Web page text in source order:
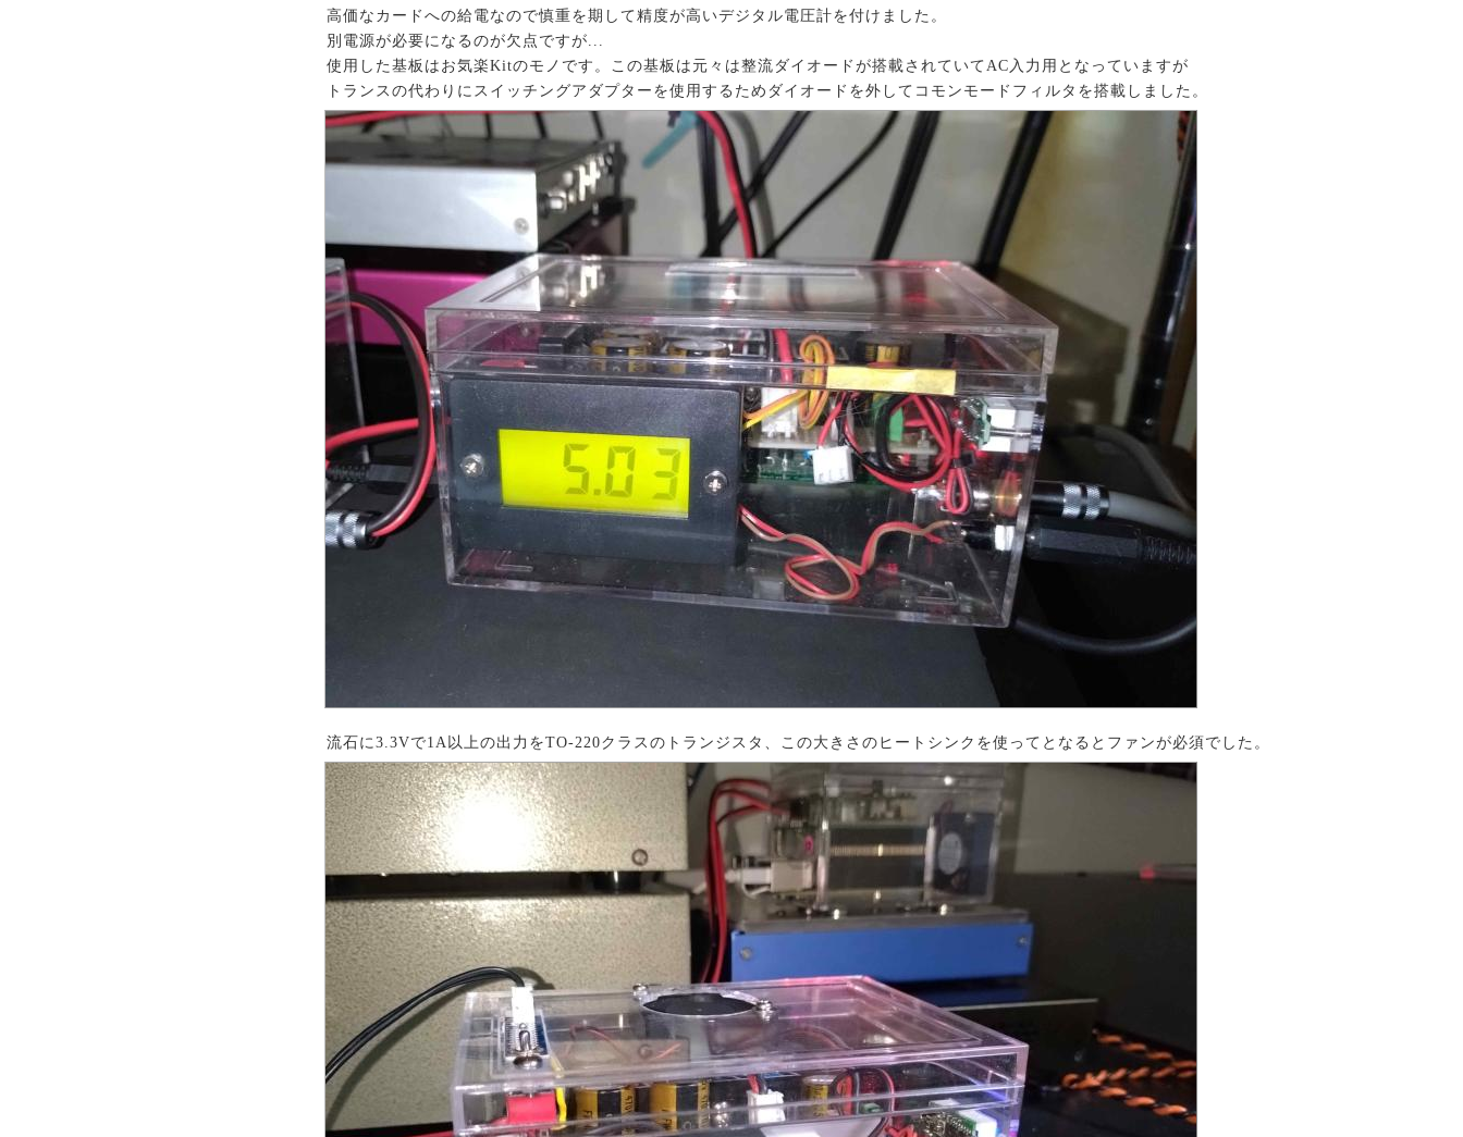
高価なカードへの給電なので慎重を期して精度が高いデジタル電圧計を付けました。
別電源が必要になるのが欠点ですが...
使用した基板はお気楽Kitのモノです。この基板は元々は整流ダイオードが搭載されていてAC入力用となっていますが
トランスの代わりにスイッチングアダプターを使用するためダイオードを外してコモンモードフィルタを搭載しました。
流石に3.3Vで1A以上の出力をTO-220クラスのトランジスタ、この大きさのヒートシンクを使ってとなるとファンが必須でした。